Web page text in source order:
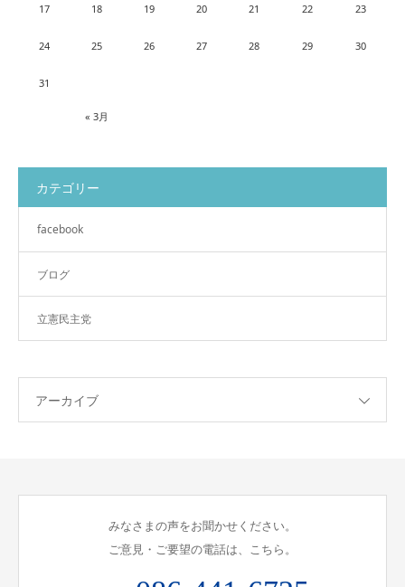
« 3月
17 18 19 20 21 22 23
24 25 26 27 28 29 30
31
カテゴリー
facebook
ブログ
立憲民主党
アーカイブ
みなさまの声をお聞かせください。
ご意見・ご要望の電話は、こちら。